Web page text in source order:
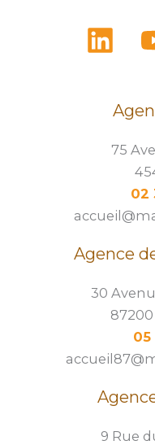
75
02
Agence
30
87200
05
9 Rue